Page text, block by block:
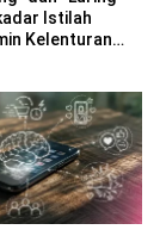
Istilah
Kelenturan